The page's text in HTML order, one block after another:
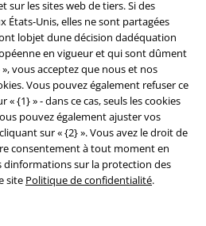
sur les sites web de tiers. Si des
États-Unis, elles ne sont partagées
lobjet dune décision dadéquation
en vigueur et qui sont dûment
vous acceptez que nous et nos
Vous pouvez également refuser ce
{1} » - dans ce cas, seuls les cookies
pouvez également ajuster vos
sur « {2} ». Vous avez le droit de
consentement à tout moment en
dinformations sur la protection des
site Politique de confidentialité.
Sécurité